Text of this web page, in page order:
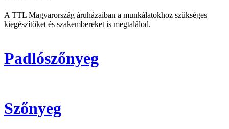
A TTL Magyarország áruházaiban a munkálatokhoz szükséges
kiegészítőket és szakembereket is megtalálod.
Padlószőnyeg
Szőnyeg